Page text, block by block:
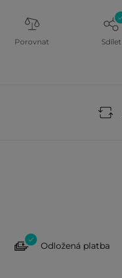
Porovnat Sdílet
Odložená platba